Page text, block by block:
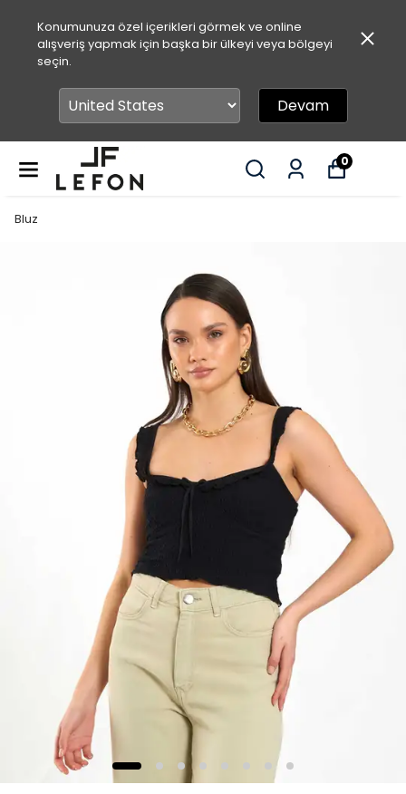
Konumunuza özel içerikleri görmek ve online
alışveriş yapmak için başka bir ülkeyi veya bölgeyi
seçin.
Devam
0
Bluz